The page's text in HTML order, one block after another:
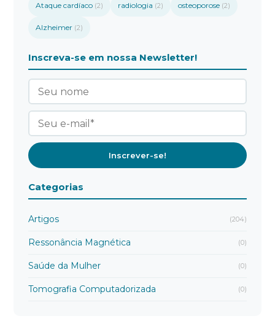
Ataque cardíaco (2) radiologia (2) osteoporose (2)
Alzheimer (2)
Inscreva-se em nossa Newsletter!
Categorias
Artigos (204)
Ressonância Magnética (0)
Saúde da Mulher (0)
Tomografia Computadorizada (0)